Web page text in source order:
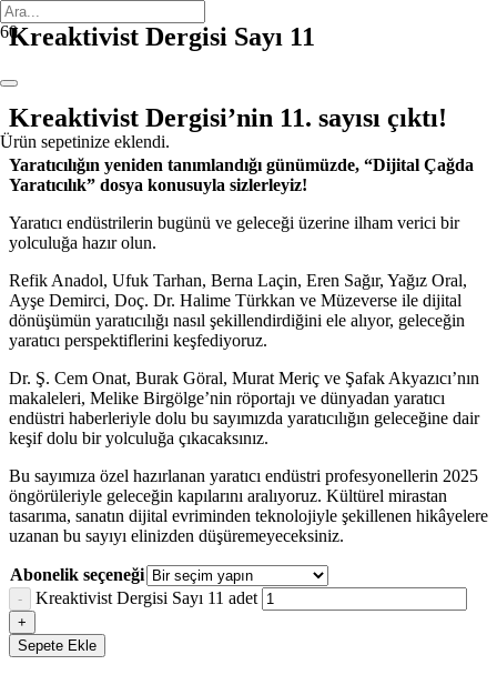
Ürün sepetinize eklendi.
Kreaktivist Dergisi Sayı 11
Kreaktivist Dergisi’nin 11. sayısı çıktı!
Yaratıcılığın yeniden tanımlandığı günümüzde, “Dijital Çağda
Yaratıcılık” dosya konusuyla sizlerleyiz!
Yaratıcı endüstrilerin bugünü ve geleceği üzerine ilham verici bir
yolculuğa hazır olun.
Refik Anadol, Ufuk Tarhan, Berna Laçin, Eren Sağır, Yağız Oral,
Ayşe Demirci, Doç. Dr. Halime Türkkan ve Müzeverse ile dijital
dönüşümün yaratıcılığı nasıl şekillendirdiğini ele alıyor, geleceğin
yaratıcı perspektiflerini keşfediyoruz.
Dr. Ş. Cem Onat, Burak Göral, Murat Meriç ve Şafak Akyazıcı’nın
makaleleri, Melike Birgölge’nin röportajı ve dünyadan yaratıcı
endüstri haberleriyle dolu bu sayımızda yaratıcılığın geleceğine dair
keşif dolu bir yolculuğa çıkacaksınız.
Bu sayımıza özel hazırlanan yaratıcı endüstri profesyonellerin 2025
öngörüleriyle geleceğin kapılarını aralıyoruz. Kültürel mirastan
tasarıma, sanatın dijital evriminden teknolojiyle şekillenen hikâyelere
uzanan bu sayıyı elinizden düşüremeyeceksiniz.
Abonelik seçeneği
Kreaktivist Dergisi Sayı 11 adet
Sepete Ekle
İNDIRIM!
İNDIRIM!
İNDIRIM!